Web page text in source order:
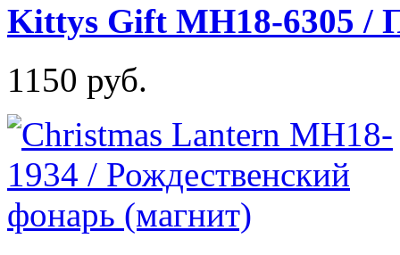
Kittys Gift MH18-6305 /
1150 руб.